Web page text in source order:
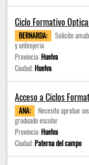
Ciclo Formativo
BERNARDA:
Solicito
y anteojeria
Provincia:Huelva
Ciudad:Huelva
Acceso a Ciclos
ANA:
Necesito aprobar
graduado escolar
Provincia:Huelva
Ciudad:Paterna del campo